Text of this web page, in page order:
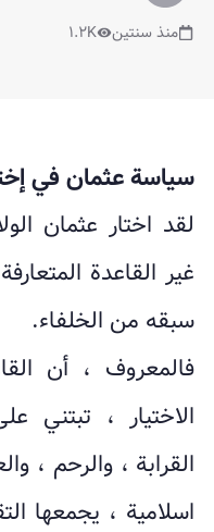
منذ سنتين ١.٢K
سياسة عثمان في
لقد اختار عثمان
غير القاعدة
سبقه من الخلفاء.
فالمعروف ، أن
الاختيار ،
القرابة ، والرحم ،
اسلامية ، يجمعها